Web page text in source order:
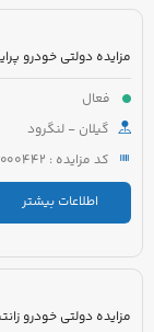
فعال
گیلان - لنگرود
کد مزایده : 5621003367000442
اطلاعات بیشتر